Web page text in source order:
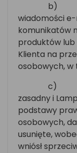
b)
wiadomości
komunikatów
produktów lub
Klienta na
osobowych,
c)
zasadny i
podstawy
osobowych,
usunięte,
wniósł